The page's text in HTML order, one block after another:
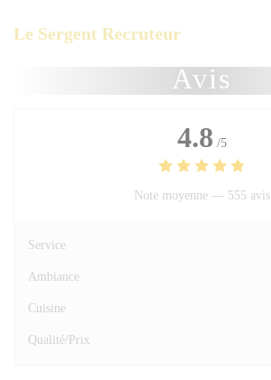
Le Sergent Recruteur
Avis
4.8 /5
Note moyenne — 555 avis
Service
Ambiance
Cuisine
Qualité/Prix